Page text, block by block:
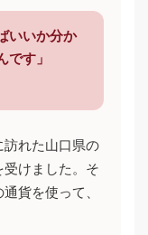
いいか分か
です」
れた山口県の
けました。そ
貨を使って、